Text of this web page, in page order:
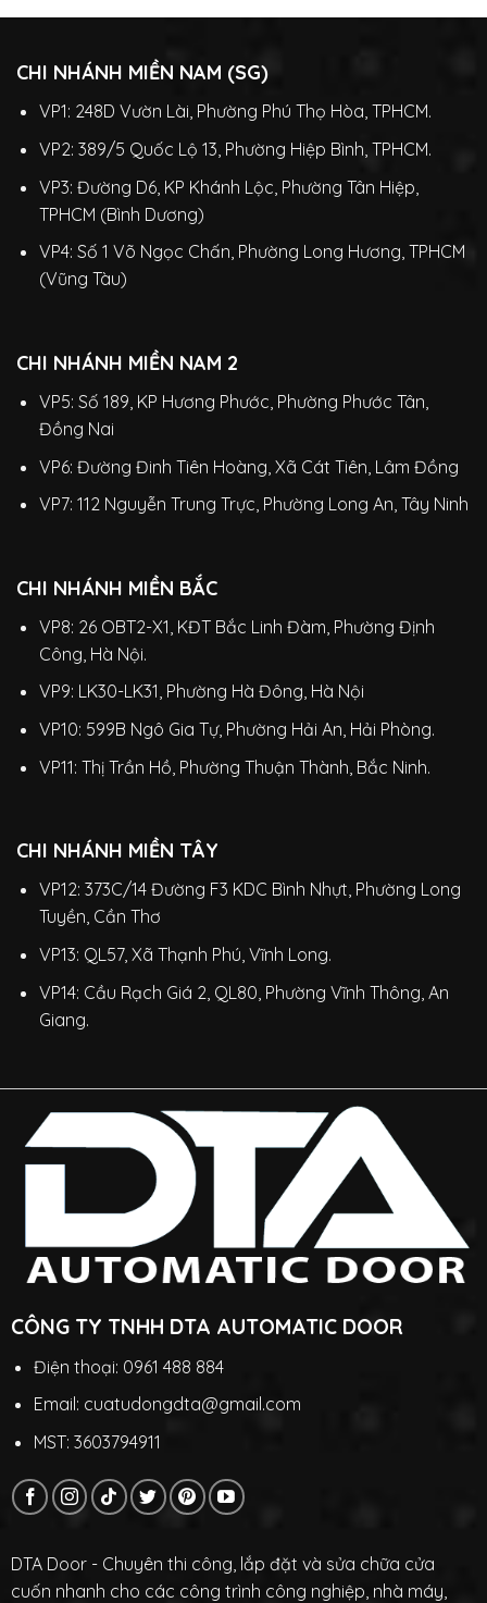
CHI NHÁNH MIỀN NAM (SG)
VP1: 248D Vườn Lài, Phường Phú Thọ Hòa, TPHCM.
VP2: 389/5 Quốc Lộ 13, Phường Hiệp Bình, TPHCM.
VP3: Đường D6, KP Khánh Lộc, Phường Tân Hiệp,
TPHCM (Bình Dương)
VP4: Số 1 Võ Ngọc Chấn, Phường Long Hương, TPHCM
(Vũng Tàu)
CHI NHÁNH MIỀN NAM 2
VP5: Số 189, KP Hương Phước, Phường Phước Tân,
Đồng Nai
VP6: Đường Đinh Tiên Hoàng, Xã Cát Tiên, Lâm Đồng
VP7: 112 Nguyễn Trung Trực, Phường Long An, Tây Ninh
CHI NHÁNH MIỀN BẮC
VP8: 26 OBT2-X1, KĐT Bắc Linh Đàm, Phường Định
Công, Hà Nội.
VP9: LK30-LK31, Phường Hà Đông, Hà Nội
VP10: 599B Ngô Gia Tự, Phường Hải An, Hải Phòng.
VP11: Thị Trần Hồ, Phường Thuận Thành, Bắc Ninh.
CHI NHÁNH MIỀN TÂY
VP12: 373C/14 Đường F3 KDC Bình Nhựt, Phường Long
Tuyền, Cần Thơ
VP13: QL57, Xã Thạnh Phú, Vĩnh Long.
VP14: Cầu Rạch Giá 2, QL80, Phường Vĩnh Thông, An
Giang.
CÔNG TY TNHH DTA AUTOMATIC DOOR
Điện thoại: 0961 488 884
Email: cuatudongdta@gmail.com
MST: 3603794911
DTA Door - Chuyên thi công, lắp đặt và sửa chữa cửa
cuốn nhanh cho các công trình công nghiệp, nhà máy,